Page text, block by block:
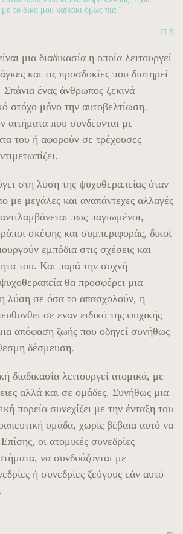
το δικό μου καϊκάκι όμως πια.”
Π.Σ
μια διαδικασία η οποία λειτουργεί
και τις προσδοκίες που διατηρεί
Σπάνια ένας άνθρωπος ξεκινά
στόχο μόνο την αυτοβελτίωση.
αιτήματα που συνδέονται με
του ή αφορούν σε τρέχουσες
στη λύση της ψυχοθεραπείας όταν
με μεγάλες και αναπάντεχες αλλαγές
πως παγιωμένοι,
σκέψης και συμπεριφοράς, δικοί
εμπόδια στις σχέσεις και
του. Και παρά την συχνή
θα προσφέρει μια
λύση σε όσα το απασχολούν, η
σε έναν ειδικό της ψυχικής
απόφαση ζωής που οδηγεί συνήθως
δέσμευση.
διαδικασία λειτουργεί ατομικά, με
αλλά και σε ομάδες. Συνήθως μια
πορεία συνεχίζει με την ένταξη του
ομάδα, χωρίς βέβαια αυτό να
οι ατομικές συνεδρίες
να συνδυάζονται με
ή συνεδρίες ζεύγους εάν αυτό